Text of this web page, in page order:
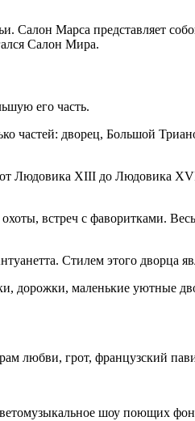
Салон Марса представляет
Салон Мира.
его часть.
частей: дворец, Большой
от Людовика XIII до Людовика
встреч с фаворитками.
Стилем этого дворца
дорожки, маленькие уютные
любви, грот, французский
шоу поющих